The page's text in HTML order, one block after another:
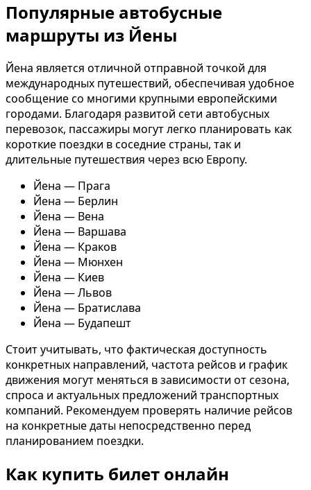
Популярные автобусные
маршруты из Йены
Йена является отличной отправной точкой для
международных путешествий, обеспечивая удобное
сообщение со многими крупными европейскими
городами. Благодаря развитой сети автобусных
перевозок, пассажиры могут легко планировать как
короткие поездки в соседние страны, так и
длительные путешествия через всю Европу.
Йена — Прага
Йена — Берлин
Йена — Вена
Йена — Варшава
Йена — Краков
Йена — Мюнхен
Йена — Киев
Йена — Львов
Йена — Братислава
Йена — Будапешт
Стоит учитывать, что фактическая доступность
конкретных направлений, частота рейсов и график
движения могут меняться в зависимости от сезона,
спроса и актуальных предложений транспортных
компаний. Рекомендуем проверять наличие рейсов
на конкретные даты непосредственно перед
планированием поездки.
Как купить билет онлайн